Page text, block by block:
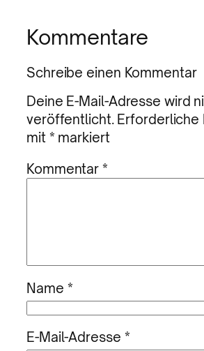
Kommentare
Schreibe einen Kommentar
Deine E-Mail-Adresse wird
veröffentlicht. Erforderliche
mit * markiert
Kommentar*
Name *
E-Mail-Adresse *